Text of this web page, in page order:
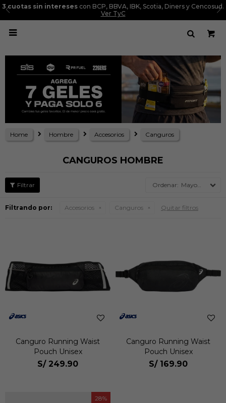
3 cuotas sin intereses con BCP, BBVA, IBK, Scotia, Diners y Cencosud.
Ver TyC

Home Hombre Accesorios Canguros
CANGUROS HOMBRE
Mayor precio
Filtrando por: Accesorios Canguros Quitar filtros
Canguro Running Waist
Pouch Unisex
S/ 249.90
Canguro Running Waist
Pouch Unisex
S/ 169.90
28